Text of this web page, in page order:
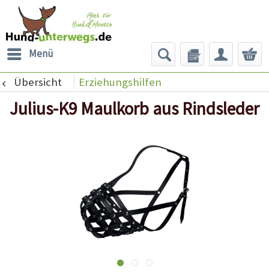
Menü
Übersicht Erziehungshilfen
Julius-K9 Maulkorb aus Rindsleder